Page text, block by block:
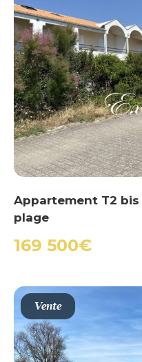
Appartement T2
plage
169 500€
Vente